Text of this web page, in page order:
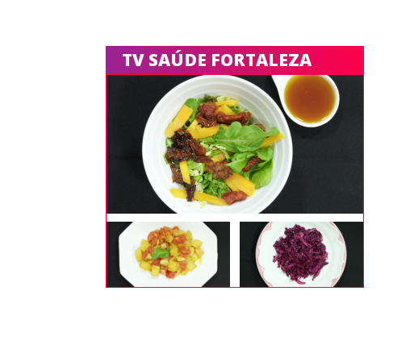
TV SAÚDE FORTALEZA